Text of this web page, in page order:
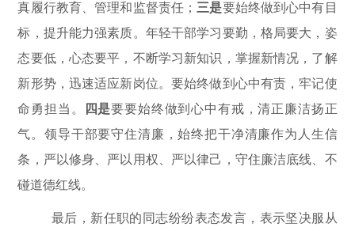
真履行教育、管理和监督责任； 三是要始终做到心中有目
标，提升能力强素质。年轻干部学习要勤，格局要大，姿
态要低，心态要平，不断学习新知识，掌握新情况，了解
新形势，迅速适应新岗位。要始终做到心中有责，牢记使
命勇担当。
四是要要始终做到心中有戒，清正廉洁扬正
气。领导干部要守住清廉，始终把干净清廉作为人生信
条，严以修身、严以用权、严以律己，守住廉洁底线、不
碰道德红线。
最后，新任职的同志纷纷表态发言，表示坚决服从